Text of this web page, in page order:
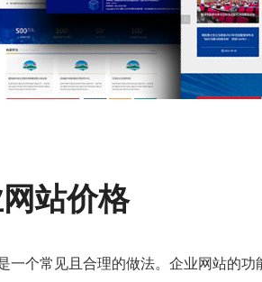
站价格
个常见且合理的做法。企业网站的功